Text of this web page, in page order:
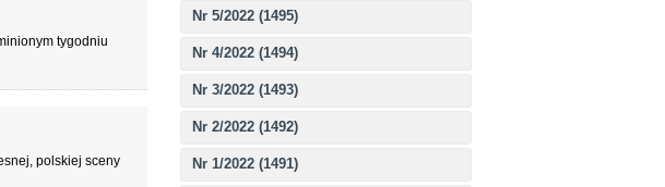
Nr 5/2022 (1495)
Nr 4/2022 (1494)
Nr 3/2022 (1493)
Nr 2/2022 (1492)
Nr 1/2022 (1491)
tygodniu
polskiej sceny